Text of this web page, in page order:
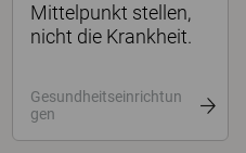
Mittelpunkt stellen,
nicht die Krankheit.
Gesundheitseinrichtun
gen